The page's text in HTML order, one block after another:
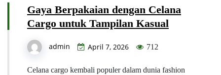
Gaya Berpakaian dengan Celana
Cargo untuk Tampilan Kasual
admin April 7, 2026 712
Celana cargo kembali populer dalam dunia fashion